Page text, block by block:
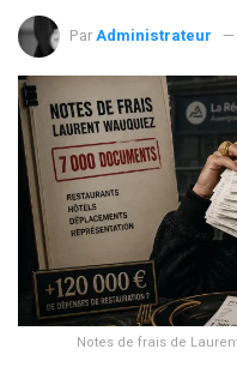
ParAdministrateur
Notes de frais de